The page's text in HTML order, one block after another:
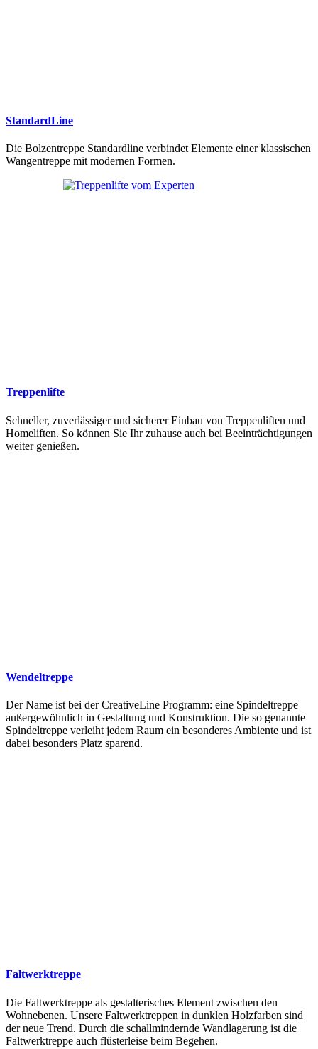
StandardLine
Die Bolzentreppe Standardline verbindet Elemente einer klassischen
Wangentreppe mit modernen Formen.
Treppenlifte
Schneller, zuverlässiger und sicherer Einbau von Treppenliften und
Homeliften. So können Sie Ihr zuhause auch bei Beeinträchtigungen
weiter genießen.
Wendeltreppe
Der Name ist bei der CreativeLine Programm: eine Spindeltreppe
außergewöhnlich in Gestaltung und Konstruktion. Die so genannte
Spindeltreppe verleiht jedem Raum ein besonderes Ambiente und ist
dabei besonders Platz sparend.
Faltwerktreppe
Die Faltwerktreppe als gestalterisches Element zwischen den
Wohnebenen. Unsere Faltwerktreppen in dunklen Holzfarben sind
der neue Trend. Durch die schallmindernde Wandlagerung ist die
Faltwerktreppe auch flüsterleise beim Begehen.